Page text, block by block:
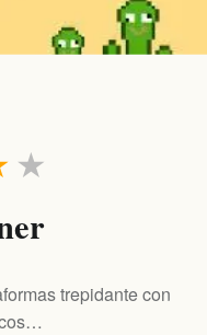
★
trepidante con